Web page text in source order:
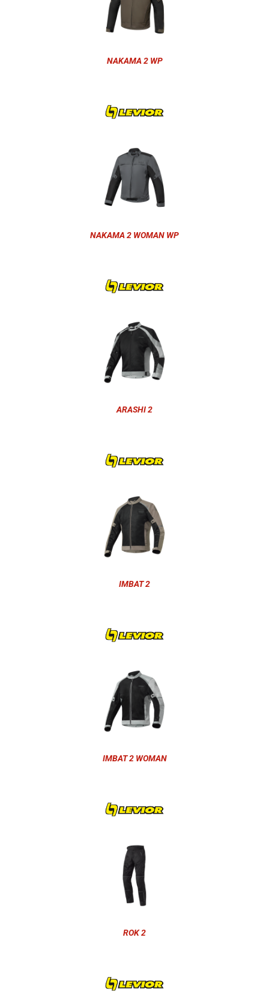
NAKAMA 2 WP
NAKAMA 2 WOMAN WP
ARASHI 2
IMBAT 2
IMBAT 2 WOMAN
ROK 2